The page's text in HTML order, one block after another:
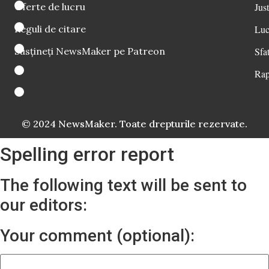
Oferte de lucru
Reguli de citare
Susțineți NewsMaker pe Patreon
© 2024 NewsMaker. Toate drepturile rezervate.
Spelling error report
The following text will be sent to
our editors:
Your comment (optional):